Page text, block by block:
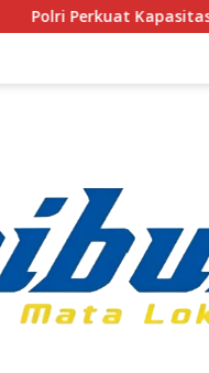
Personel Hadapi